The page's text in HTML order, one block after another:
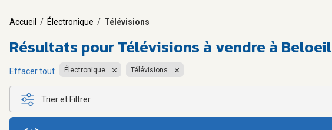
Accueil / Électronique / Télévisions
Résultats pourTélévisions à vendre à Beloeil
Effacer tout Électronique Télévisions
Trier et Filtrer